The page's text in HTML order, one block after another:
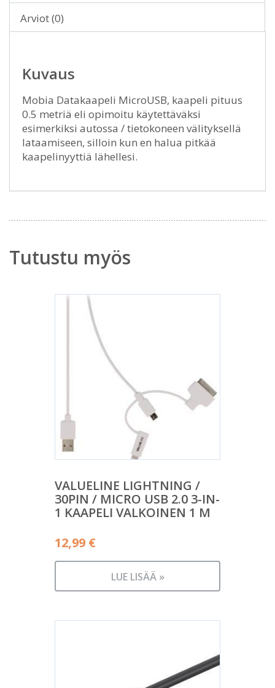
Arviot (0)
Kuvaus
Mobia Datakaapeli MicroUSB, kaapeli pituus
0.5 metriä eli opimoitu käytettäväksi
esimerkiksi autossa / tietokoneen välityksellä
lataamiseen, silloin kun en halua pitkää
kaapelinyyttiä lähellesi.
Tutustu myös
VALUELINE LIGHTNING /
30PIN / MICRO USB 2.0 3-IN-
1 KAAPELI VALKOINEN 1 M
12,99 €
LUE LISÄÄ »